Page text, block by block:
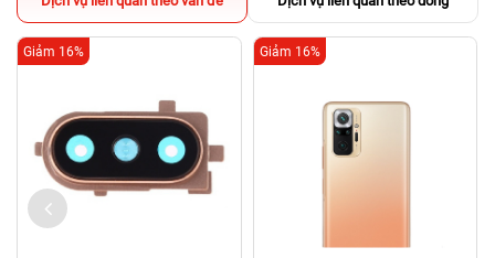
Giảm 16% Giảm 16%